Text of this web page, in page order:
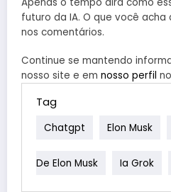
futuro da IA. O que você acha
nos comentários.
Continue se mantendo
nosso site e em nosso perfil
Tag
Chatgpt Elon Musk
De Elon Musk Ia Grok